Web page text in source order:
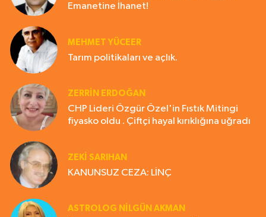
Emanetine İhanet!
MEHMET YÜCEER
Tarım politikaları ve açlık.
ZERRIN ERDOĞAN
CHP Lideri Özgür Özel'in Fıstık Mitingi
fiyasko oldu . Çiftçi hayal kırıklığına uğradı
ZEKI SARIHAN
KANUNSUZ CEZA: LİNÇ
ASTROLOG NILGÜN AKMAN